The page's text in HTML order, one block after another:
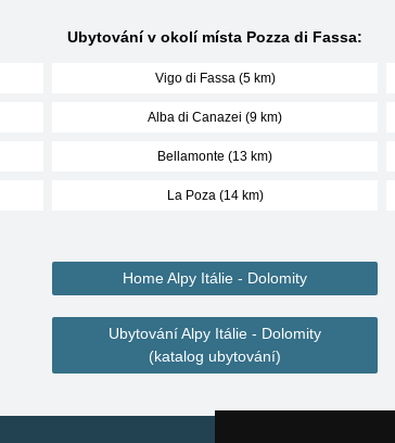
Ubytování v okolí místa Pozza di Fassa:
Vigo di Fassa (5 km)
Alba di Canazei (9 km)
Bellamonte (13 km)
La Poza (14 km)
Home Alpy Itálie - Dolomity
Ubytování Alpy Itálie - Dolomity
(katalog ubytování)